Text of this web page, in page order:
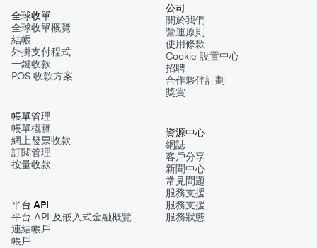
全球收單
全球收單概覽
結帳
外掛支付程式
一鍵收款
POS 收款方案
帳單管理
帳單概覽
網上發票收款
訂閱管理
按量收款
平台 API
平台 API 及嵌入式金融概覽
連結帳戶
帳戶
公司
關於我們
營運原則
使用條款
Cookie 設置中心
招聘
合作夥伴計劃
獎賞
資源中心
網誌
客戶分享
新聞中心
常見問題
服務支援
服務支援
服務狀態